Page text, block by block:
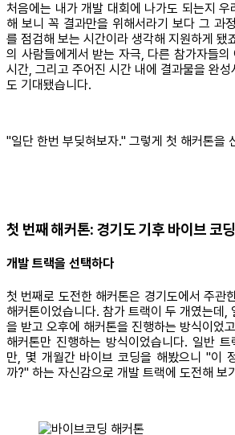
처음에는 내가 개발 대회에 나가도 되는지
해 보니 꼭 결과만을 위해서라기 보다 그 과
를 점검해 보는 시간이라 생각해 지원하게 됐
의 사람들에게서 받는 자극, 다른 참가자들의
시간, 그리고 주어진 시간 내에 결과물을 완성
도 기대됐습니다.
"일단 한번 부딪혀보자." 그렇게 첫 해커톤을
첫 번째 해커톤: 경기도 기후 바이브 코
개발 트랙을 선택하다
첫 번째로 도전한 해커톤은 경기도에서 주관
해커톤이었습니다. 참가 트랙이 두 개였는데,
을 받고 오후에 해커톤을 진행하는 방식이었
해커톤만 진행하는 방식이었습니다. 일반
만, 몇 개월간 바이브 코딩을 해봤으니 "이
까?" 하는 자신감으로 개발 트랙에 도전해 보